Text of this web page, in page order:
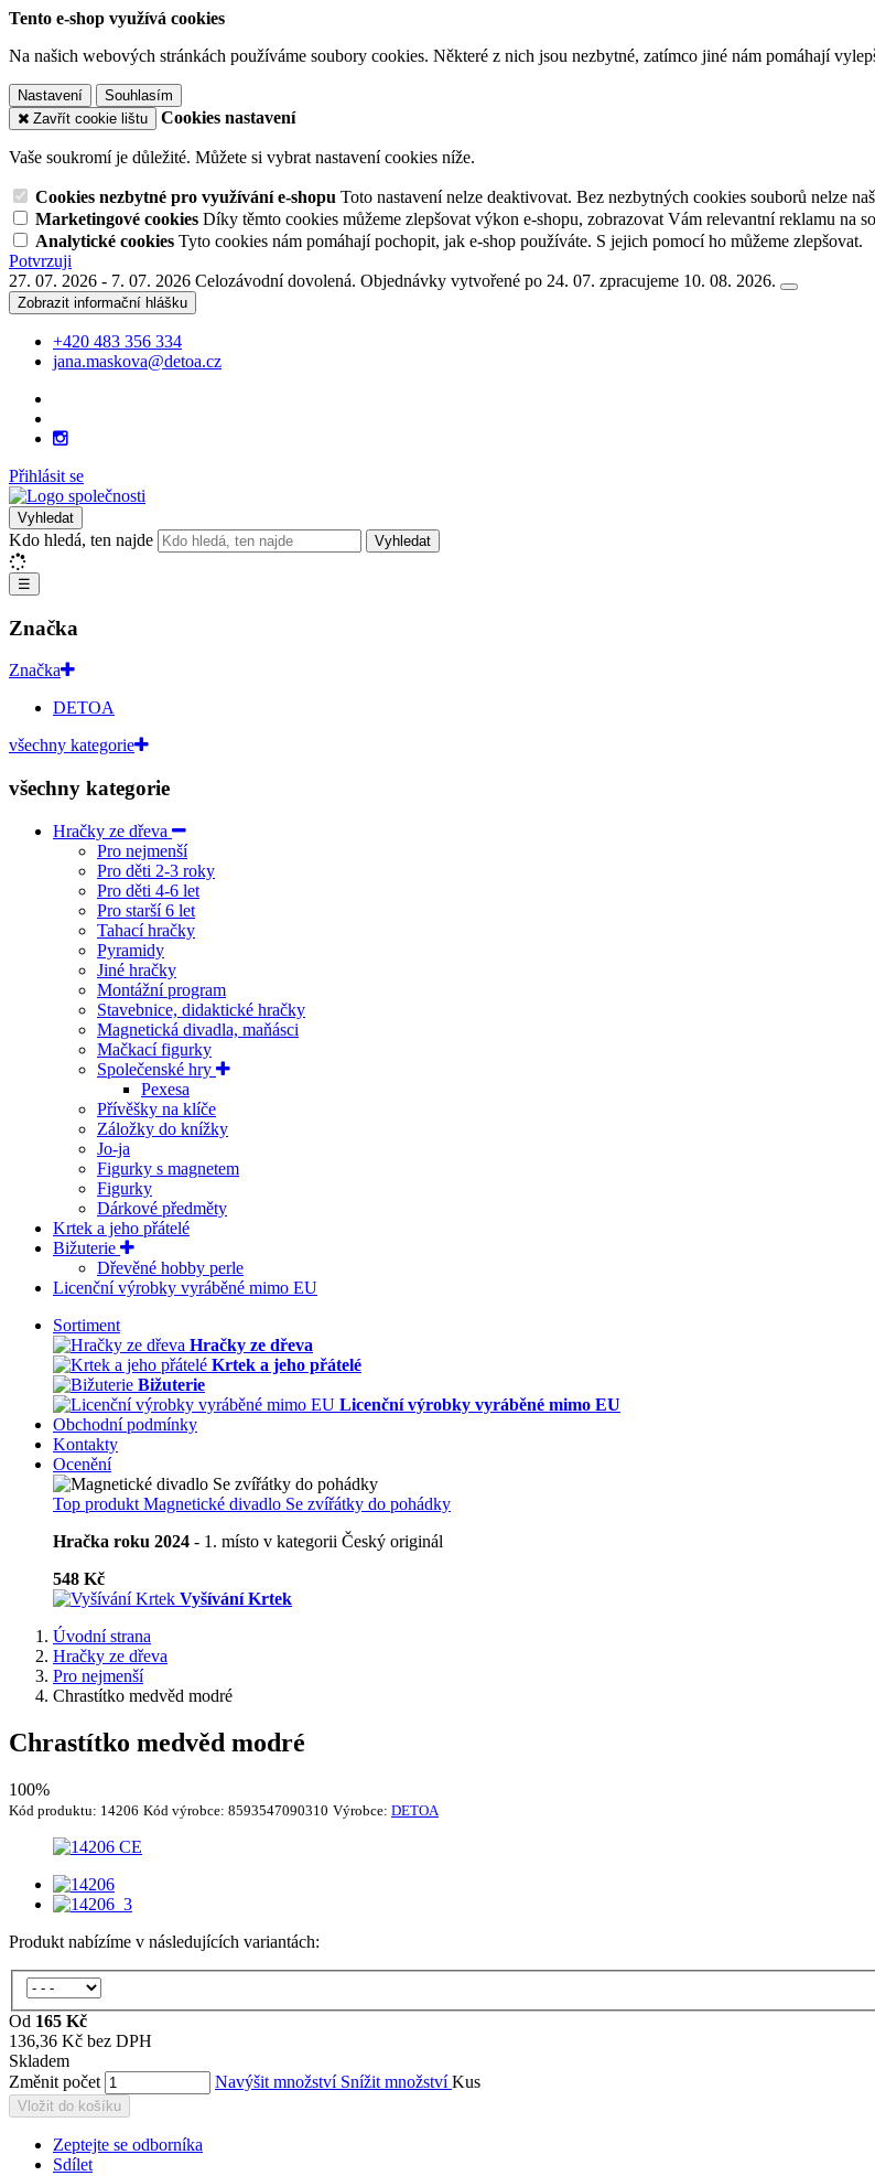
Tento e-shop využívá cookies
Na našich webových stránkách používáme soubory cookies. Některé z nich jsou nezbytné, zatímco jiné nám pomáhají
Nastavení
Souhlasím
Zavřít cookie lištu
Cookies nastavení
Vaše soukromí je důležité. Můžete si vybrat nastavení cookies níže.
Cookies nezbytné pro využívání e-shopu Toto nastavení nelze deaktivovat. Bez nezbytných cookies souborů nelze
Marketingové cookies Díky těmto cookies můžeme zlepšovat výkon e-shopu, zobrazovat Vám relevantní reklamu na
Analytické cookies Tyto cookies nám pomáhají pochopit, jak e-shop používáte. S jejich pomocí ho můžeme zlepšovat.
Potvrzuji
27. 07. 2026 - 7. 07. 2026 Celozávodní dovolená. Objednávky vytvořené po 24. 07. zpracujeme 10. 08. 2026.
Zobrazit informační hlášku
+420 483 356 334
jana.maskova@detoa.cz
Přihlásit se
Vyhledat
Kdo hledá, ten najde Vyhledat
☰
Značka
Značka
DETOA
všechny kategorie
všechny kategorie
Hračky ze dřeva
Pro nejmenší
Pro děti 2-3 roky
Pro děti 4-6 let
Pro starší 6 let
Tahací hračky
Pyramidy
Jiné hračky
Montážní program
Stavebnice, didaktické hračky
Magnetická divadla, maňásci
Mačkací figurky
Společenské hry
Pexesa
Přívěšky na klíče
Záložky do knížky
Jo-ja
Figurky s magnetem
Figurky
Dárkové předměty
Krtek a jeho přátelé
Bižuterie
Dřevěné hobby perle
Licenční výrobky vyráběné mimo EU
Sortiment
Hračky ze dřeva
Krtek a jeho přátelé
Bižuterie
Licenční výrobky vyráběné mimo EU
Obchodní podmínky
Kontakty
Ocenění
Top produkt Magnetické divadlo Se zvířátky do pohádky
Hračka roku 2024 - 1. místo v kategorii Český originál
548 Kč
Vyšívání Krtek
Úvodní strana
Hračky ze dřeva
Pro nejmenší
Chrastítko medvěd modré
Chrastítko medvěd modré
100%
Kód produktu: 14206 Kód výrobce: 8593547090310 Výrobce: DETOA
Produkt nabízíme v následujících variantách:
Od 165 Kč
136,36 Kč bez DPH
Skladem
Změnit počet
Navýšit množství Snížit množstvíKus
Vložit do košíku
Zeptejte se odborníka
Sdílet